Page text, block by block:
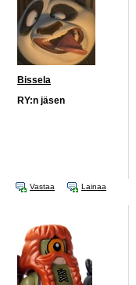
Bissela
RY:n jäsen
Vastaa Lainaa